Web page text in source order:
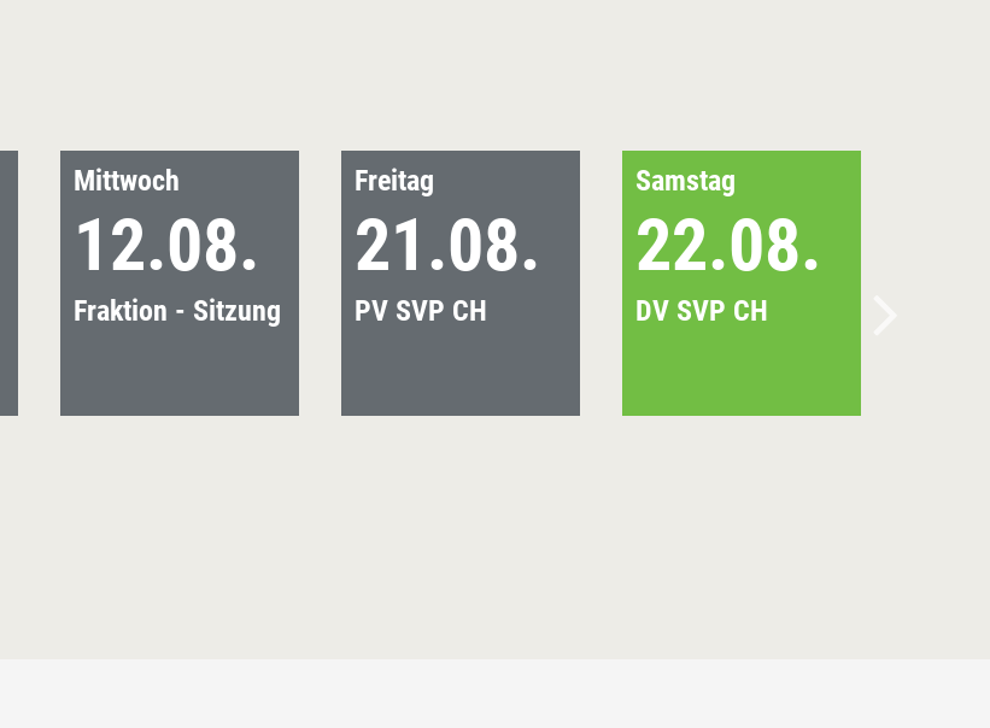
Mittwoch
12.08.
Fraktion - Sitzung
Freitag
21.08.
PV SVP CH
Samstag
22.08.
DV SVP CH